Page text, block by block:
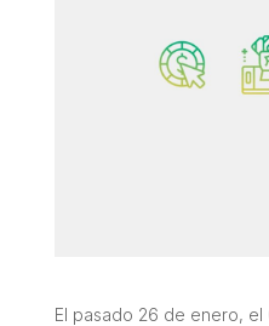
El pasado 26 de enero, el